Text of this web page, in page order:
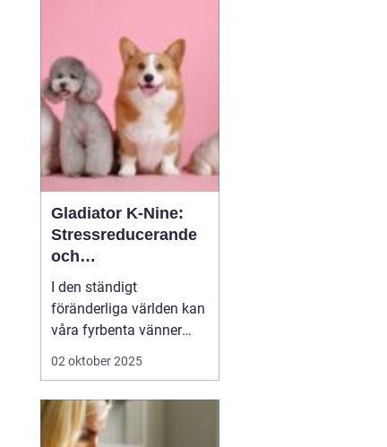
erbjuder många
möjligheter f&o...
Gladiator K-Nine:
Stressreducerande
och
ångestdämpande
hundhalsband
I den ständigt
föränderliga världen kan
våra fyrbenta vänner
uppleva att livet blir
mänskliga problem;
många hundägare kan
02 oktober 2025